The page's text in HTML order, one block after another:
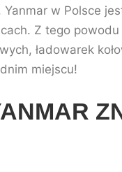
w Polsce
Z tego
ładowarek
miejscu!